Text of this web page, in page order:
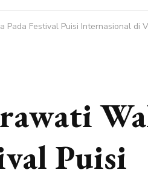
Pada Festival Puisi Internasional di
Puisi